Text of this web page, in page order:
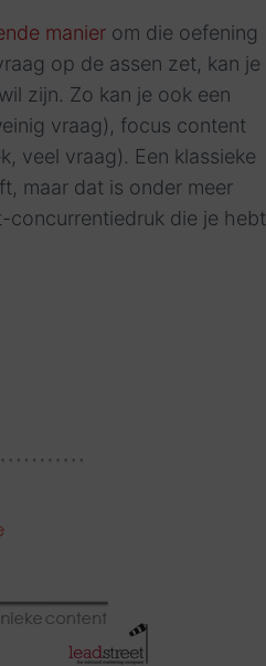
manier om die oefening
op de assen zet, kan je
zijn. Zo kan je ook een
vraag), focus content
veel vraag). Een klassieke
maar dat is onder meer
concurrentiedruk die je hebt